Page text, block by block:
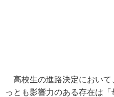
高校生の進路決定において
っとも影響力のある存在は「